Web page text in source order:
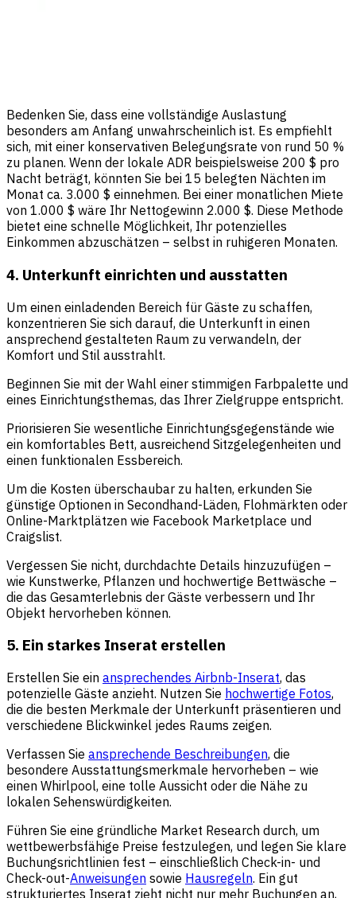
Bedenken Sie, dass eine vollständige Auslastung
besonders am Anfang unwahrscheinlich ist. Es empfiehlt
sich, mit einer konservativen Belegungsrate von rund 50 %
zu planen. Wenn der lokale ADR beispielsweise 200 $ pro
Nacht beträgt, könnten Sie bei 15 belegten Nächten im
Monat ca. 3.000 $ einnehmen. Bei einer monatlichen Miete
von 1.000 $ wäre Ihr Nettogewinn 2.000 $. Diese Methode
bietet eine schnelle Möglichkeit, Ihr potenzielles
Einkommen abzuschätzen – selbst in ruhigeren Monaten.
4. Unterkunft einrichten und ausstatten
Um einen einladenden Bereich für Gäste zu schaffen,
konzentrieren Sie sich darauf, die Unterkunft in einen
ansprechend gestalteten Raum zu verwandeln, der
Komfort und Stil ausstrahlt.
Beginnen Sie mit der Wahl einer stimmigen Farbpalette und
eines Einrichtungsthemas, das Ihrer Zielgruppe entspricht.
Priorisieren Sie wesentliche Einrichtungsgegenstände wie
ein komfortables Bett, ausreichend Sitzgelegenheiten und
einen funktionalen Essbereich.
Um die Kosten überschaubar zu halten, erkunden Sie
günstige Optionen in Secondhand-Läden, Flohmärkten oder
Online-Marktplätzen wie Facebook Marketplace und
Craigslist.
Vergessen Sie nicht, durchdachte Details hinzuzufügen –
wie Kunstwerke, Pflanzen und hochwertige Bettwäsche –
die das Gesamterlebnis der Gäste verbessern und Ihr
Objekt hervorheben können.
5. Ein starkes Inserat erstellen
Erstellen Sie ein ansprechendes Airbnb-Inserat, das
potenzielle Gäste anzieht. Nutzen Sie hochwertige Fotos,
die die besten Merkmale der Unterkunft präsentieren und
verschiedene Blickwinkel jedes Raums zeigen.
Verfassen Sie ansprechende Beschreibungen, die
besondere Ausstattungsmerkmale hervorheben – wie
einen Whirlpool, eine tolle Aussicht oder die Nähe zu
lokalen Sehenswürdigkeiten.
Führen Sie eine gründliche Market Research durch, um
wettbewerbsfähige Preise festzulegen, und legen Sie klare
Buchungsrichtlinien fest – einschließlich Check-in- und
Check-out-Anweisungen sowie Hausregeln. Ein gut
strukturiertes Inserat zieht nicht nur mehr Buchungen an,